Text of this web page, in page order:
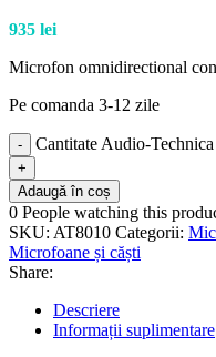
935 lei
Microfon omnidirectional
Pe comanda 3-12 zile
Cantitate Audio-
Adaugă în coș
0 People watching this
SKU: AT8010 Categorii:
Microfoane și căști
Share:
Descriere
Informații suplimentare